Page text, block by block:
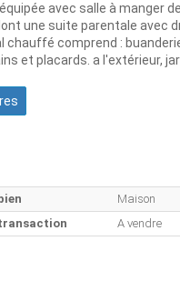
avec salle à manger
une suite parentale avec
chauffé comprend :
et placards. a l'extérieur,
Maison
A vendre